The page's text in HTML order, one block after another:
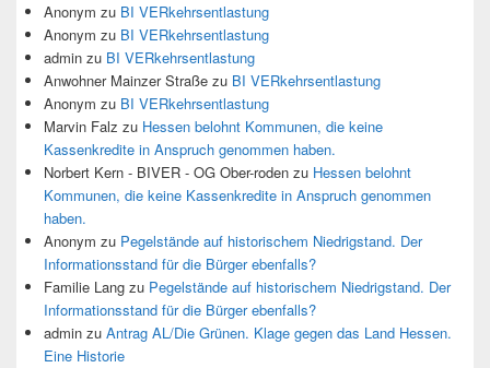
Anonym zu BI VERkehrsentlastung
Anonym zu BI VERkehrsentlastung
admin zu BI VERkehrsentlastung
Anwohner Mainzer Straße zu BI VERkehrsentlastung
Anonym zu BI VERkehrsentlastung
Marvin Falz zu Hessen belohnt Kommunen, die keine
Kassenkredite in Anspruch genommen haben.
Norbert Kern - BIVER - OG Ober-roden zu Hessen belohnt
Kommunen, die keine Kassenkredite in Anspruch genommen
haben.
Anonym zu Pegelstände auf historischem Niedrigstand. Der
Informationsstand für die Bürger ebenfalls?
Familie Lang zu Pegelstände auf historischem Niedrigstand. Der
Informationsstand für die Bürger ebenfalls?
admin zu Antrag AL/Die Grünen. Klage gegen das Land Hessen.
Eine Historie